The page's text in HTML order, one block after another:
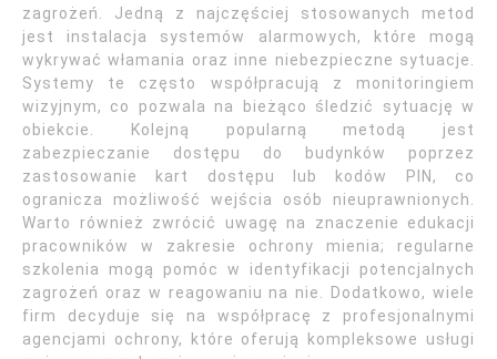
zagrożeń. Jedną z najczęściej stosowanych metod
jest instalacja systemów alarmowych, które mogą
wykrywać włamania oraz inne niebezpieczne sytuacje.
Systemy te często współpracują z monitoringiem
wizyjnym, co pozwala na bieżąco śledzić sytuację w
obiekcie. Kolejną popularną metodą jest
zabezpieczanie dostępu do budynków poprzez
zastosowanie kart dostępu lub kodów PIN, co
ogranicza możliwość wejścia osób nieuprawnionych.
Warto również zwrócić uwagę na znaczenie edukacji
pracowników w zakresie ochrony mienia; regularne
szkolenia mogą pomóc w identyfikacji potencjalnych
zagrożeń oraz w reagowaniu na nie. Dodatkowo, wiele
firm decyduje się na współpracę z profesjonalnymi
agencjami ochrony, które oferują kompleksowe usługi